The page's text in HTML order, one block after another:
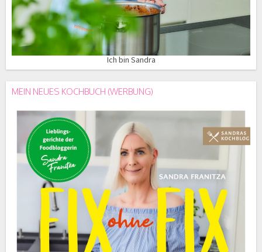
Ich bin Sandra
MEIN NEUES KOCHBUCH (WERBUNG)